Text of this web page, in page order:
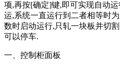
项,再按[确定]键,即可实现自动
运,系统一直运行到二者相等时
数时启动运行,只轧一块板并切
可以停车.
一、控制柜面板